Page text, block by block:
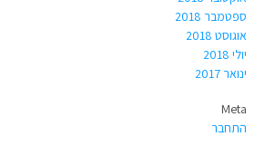
ספטמבר 2018
אוגוסט 2018
יולי 2018
ינואר 2017
Meta
התחבר